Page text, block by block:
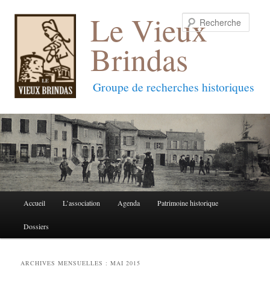
Le Vieux
Brindas
Groupe de recherches historiques
Aller
au
Aller
au
Accueil L’association Agenda Patrimoine historique
Dossiers
ARCHIVES MENSUELLES :MAI 2015